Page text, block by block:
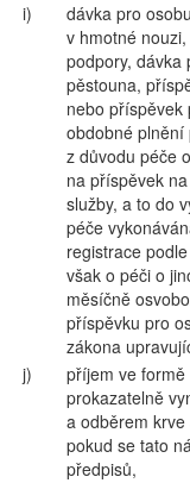
i)
dávka pro
v hmotné
podpory, dávka
pěstouna,
nebo příspěvek
obdobné
z důvodu péče
na příspěvek
služby, a to do
péče
registrace
však o péči o
měsíčně
příspěvku pro
zákona
j)
příjem ve
prokazatelně
a odběrem
pokud se tato
předpisů,